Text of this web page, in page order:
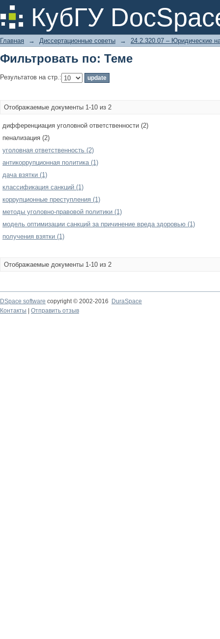
КубГУ
Фильтровать по: Теме
Главная → Диссертационные советы → 24.2.320.07 – Юридические
Фильтровать по: Теме
Результатов на стр.:
Отображаемые документы 1-10 из 2
дифференциация уголовной ответственности (2)
пенализация (2)
уголовная ответственность (2)
антикоррупционная политика (1)
дача взятки (1)
классификация санкций (1)
коррупционные преступления (1)
методы уголовно-правовой политики (1)
модель оптимизации санкций за причинение вреда здоровью (1)
получения взятки (1)
Отображаемые документы 1-10 из 2
DSpace software copyright © 2002-2016
DuraSpace
Контакты
Отправить отзыв